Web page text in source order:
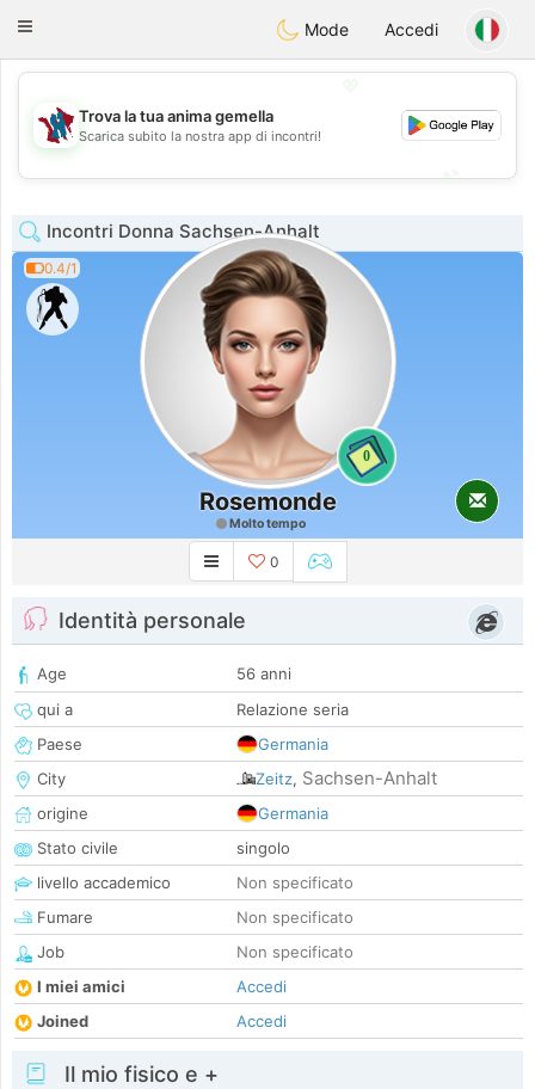
Taimerais
Toggle
Mode Accedi
💖
💕
Trova la tua anima gemella
Scarica subito la nostra app di incontri!
Incontri Donna Sachsen-Anhalt
0.4/1
0
Rosemonde
Molto tempo
0
Identità personale
Age
56 anni
qui a
Relazione seria
Paese
Germania
City
Zeitz, Sachsen-Anhalt
origine
Germania
Stato civile
singolo
livello accademico
Non specificato
Fumare
Non specificato
Job
Non specificato
I miei amici
Accedi
Joined
Accedi
Il mio fisico e +